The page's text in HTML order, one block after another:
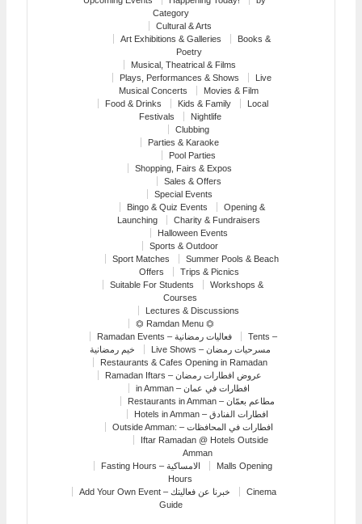
Category
Cultural & Arts
Art Exhibitions & Galleries
Books &
Poetry
Musical, Theatrical & Films
Plays, Performances & Shows
Live
Musical Concerts
Movies & Film
Food & Drinks
Kids & Family
Local
Festivals
Nightlife
Clubbing
Parties & Karaoke
Pool Parties
Shopping, Fairs & Expos
Sales & Offers
Special Events
Bingo & Quiz Events
Opening &
Launching
Charity & Fundraisers
Halloween Events
Sports & Outdoor
Sport Matches
Summer Pools & Beach
Offers
Trips & Picnics
Suitable For Students
Workshops &
Courses
Lectures & Discussions
⏣ Ramdan Menu ⏣
Ramadan Events – فعاليات رمضانية
Tents –
خيم رمضانية
Live Shows – مسرحيات رمضان
Restaurants & Cafes Opening in Ramadan
Ramadan Iftars – عروض افطارات رمضان
in Amman – افطارات في عمان
Restaurants in Amman – مطاعم بعمّان
Hotels in Amman – افطارات الفنادق
Outside Amman: – افطارات في المحافظات
Iftar Ramadan @ Hotels Outside
Amman
Fasting Hours – الامساكية
Malls Opening
Hours
Add Your Own Event – خبرنا عن فعاليتك
Cinema
Guide